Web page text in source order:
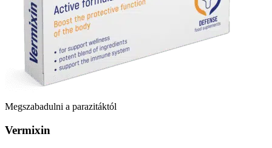
Megszabadulni a parazitáktól
Vermixin